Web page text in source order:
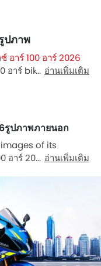
ปภาพ
อาร์ 100 อาร์ 2026
อาร์ bike has 12
อ่านเพิ่มเติม
รูปภาพภายนอก
images of its
อาร์ 2026 exterior
View, Head
Front Brake,
System.
อ่านเพิ่มเติม